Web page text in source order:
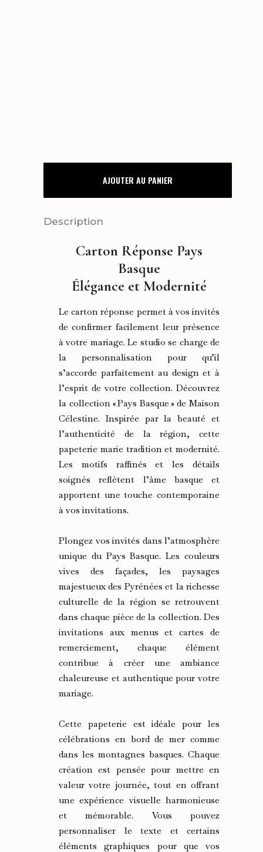
PAYS-
AJOUTER AU PANIER
Description
Carton Réponse Pays
Basque
Élégance et Modernité
Le carton réponse permet à vos invités
de confirmer facilement leur présence
à votre mariage. Le studio se charge de
la personnalisation pour qu’il
s’accorde parfaitement au design et à
l’esprit de votre collection. Découvrez
la collection « Pays Basque » de Maison
Célestine. Inspirée par la beauté et
l’authenticité de la région, cette
papeterie marie tradition et modernité.
Les motifs raffinés et les détails
soignés reflètent l’âme basque et
apportent une touche contemporaine
à vos invitations.
Plongez vos invités dans l’atmosphère
unique du Pays Basque. Les couleurs
vives des façades, les paysages
majestueux des Pyrénées et la richesse
culturelle de la région se retrouvent
dans chaque pièce de la collection. Des
invitations aux menus et cartes de
remerciement, chaque élément
contribue à créer une ambiance
chaleureuse et authentique pour votre
mariage.
Cette papeterie est idéale pour les
célébrations en bord de mer comme
dans les montagnes basques. Chaque
création est pensée pour mettre en
valeur votre journée, tout en offrant
une expérience visuelle harmonieuse
et mémorable. Vous pouvez
personnaliser le texte et certains
éléments graphiques pour que vos